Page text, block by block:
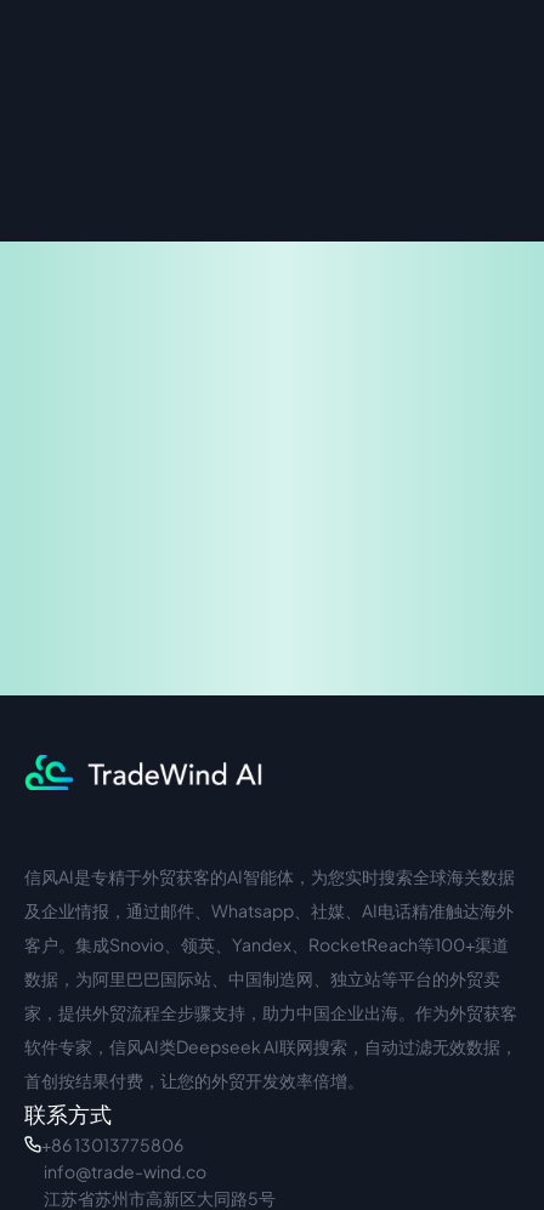
中文入口
信风AI是专精于外贸获客的AI智能体，为您实时搜索全球海关数据
及企业情报，通过邮件、Whatsapp、社媒、AI电话精准触达海外
客户。集成Snovio、领英、Yandex、RocketReach等100+渠道
数据，为阿里巴巴国际站、中国制造网、独立站等平台的外贸卖
家，提供外贸流程全步骤支持，助力中国企业出海。作为外贸获客
软件专家，信风AI类Deepseek AI联网搜索，自动过滤无效数据，
首创按结果付费，让您的外贸开发效率倍增。
联系方式
+86 13013775806
info@trade-wind.co
江苏省苏州市高新区大同路5号